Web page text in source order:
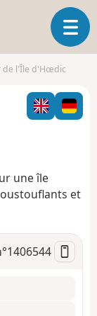
O
u
i
r
l
i
t
de l'Île d'Hœdic
une île
et
1406544